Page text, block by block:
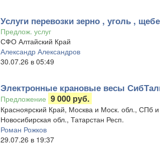
Услуги перевозки зерно , уголь ,
Предлож. услуг
СФО Алтайский Край
Александр Александров
30.07.26 в 05:49
Электронные крановые весы
Предложение 9 000 руб.
Красноярский Край, Москва и Моск. обл., СПб
Новосибирская обл., Татарстан Респ.
Роман Рожков
29.07.26 в 19:37